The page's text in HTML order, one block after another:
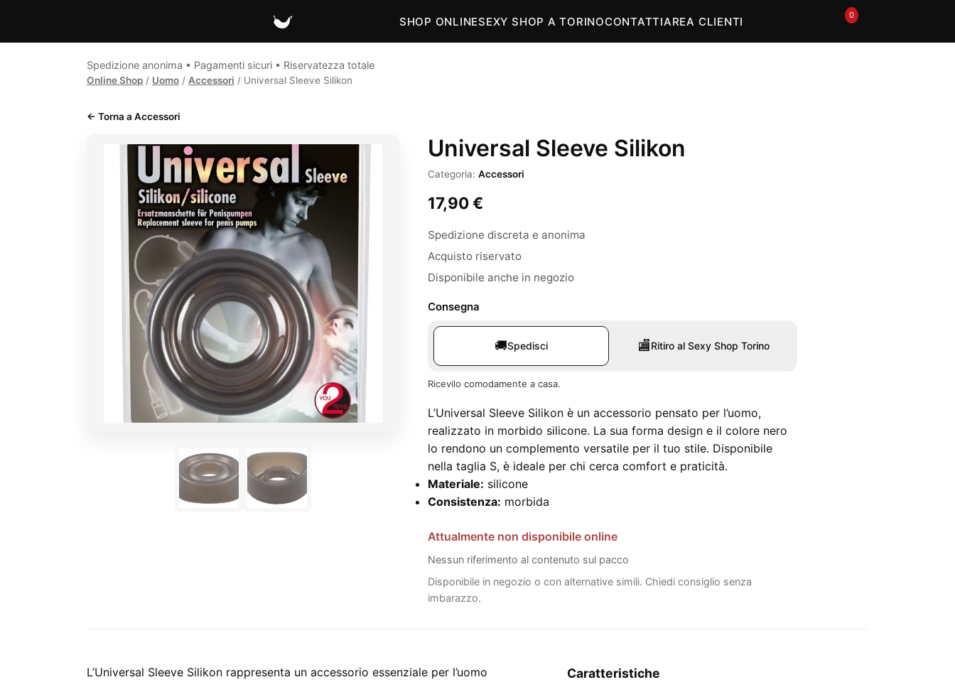
SHOP ONLINESEXY SHOP A TORINOCONTATTIAREA CLIENTI 🛒0
Spedizione anonima • Pagamenti sicuri • Riservatezza totale
Online Shop / Uomo / Accessori / Universal Sleeve Silikon
← Torna a Accessori
Universal Sleeve Silikon
Categoria: Accessori
17,90€
Spedizione discreta e anonima
Acquisto riservato
Disponibile anche in negozio
Consegna
🚚Spedisci 🏬Ritiro al Sexy Shop Torino
Ricevilo comodamente a casa.
L’Universal Sleeve Silikon è un accessorio pensato per l’uomo,
realizzato in morbido silicone. La sua forma design e il colore nero
lo rendono un complemento versatile per il tuo stile. Disponibile
nella taglia S, è ideale per chi cerca comfort e praticità.
Materiale: silicone
Consistenza: morbida
Attualmente non disponibile online
Nessun riferimento al contenuto sul pacco
Disponibile in negozio o con alternative simili. Chiedi consiglio senza
imbarazzo.
L’Universal Sleeve Silikon rappresenta un accessorio essenziale per l’uomo
Caratteristiche